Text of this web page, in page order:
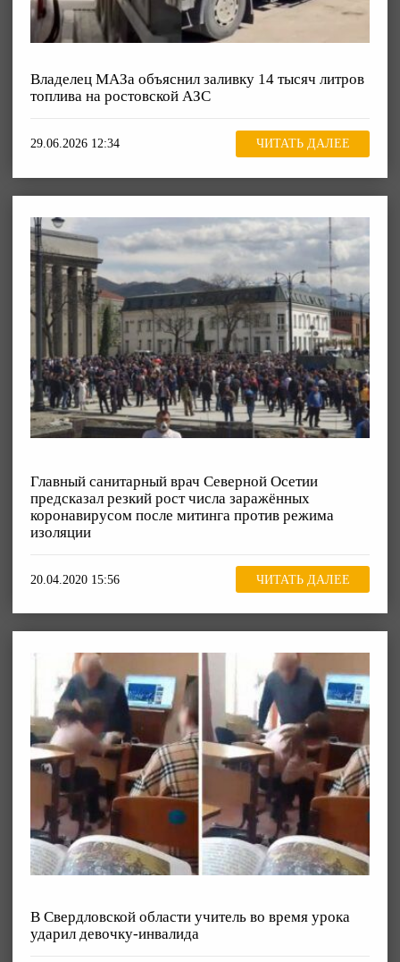
Владелец МАЗа объяснил заливку 14 тысяч литров
топлива на ростовской АЗС
29.06.2026 12:34 ЧИТАТЬ ДАЛЕЕ
Главный санитарный врач Северной Осетии
предсказал резкий рост числа заражённых
коронавирусом после митинга против режима
изоляции
20.04.2020 15:56 ЧИТАТЬ ДАЛЕЕ
В Свердловской области учитель во время урока
ударил девочку-инвалида